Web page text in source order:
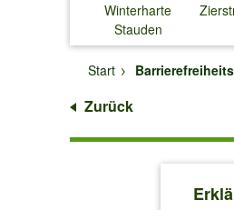
Winterharte
Stauden
↓
↓
Start
Zurück